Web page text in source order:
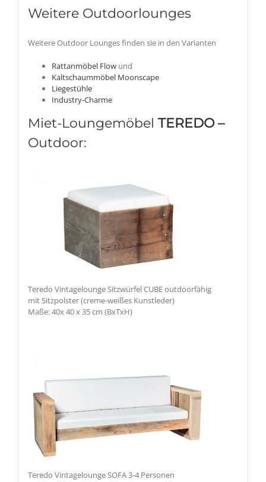
Weitere Outdoorlounges
Weitere Outdoor Lounges finden sie in den Varianten
Rattanmöbel Flowund
Kaltschaummöbel Moonscape
Liegestühle
Industry-Charme
Miet-Loungemöbel TEREDO –
Outdoor:
Teredo Vintagelounge Sitzwürfel CUBE outdoorfähig
mit Sitzpolster (creme-weißes Kunstleder)
Maße: 40x 40 x 35 cm (BxTxH)
Teredo Vintagelounge SOFA 3-4 Personen